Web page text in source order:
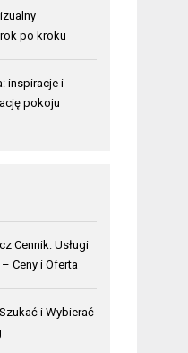
po kroku
inspiracje i
pokoju
Cennik: Usługi
Ceny i Oferta
i Wybierać